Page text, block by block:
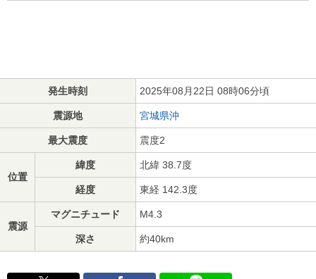
発生時刻 2025年08月22日 08時06分頃
震源地 宮城県沖
最大震度 震度2
位置
緯度 北緯 38.7度
経度 東経 142.3度
震源
マグニチュード M4.3
深さ 約40km